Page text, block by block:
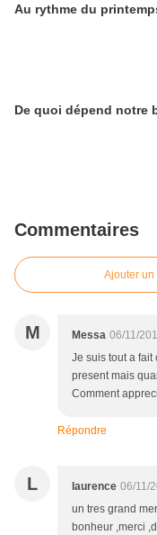
Au rythme du
De quoi dépend notre
Commentaires
Ajouter un
M Messa 06/11/
Je suis tout a
present mais
Comment
Répondre
L laurence 06/11/
un tres grand
bonheur ,merci